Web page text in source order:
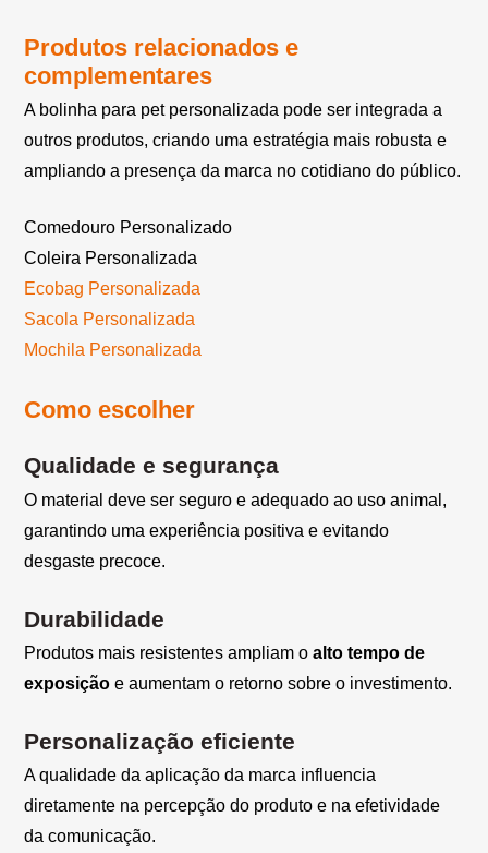
Produtos relacionados e
complementares
A bolinha para pet personalizada pode ser integrada a
outros produtos, criando uma estratégia mais robusta e
ampliando a presença da marca no cotidiano do público.
Comedouro Personalizado
Coleira Personalizada
Ecobag Personalizada
Sacola Personalizada
Mochila Personalizada
Como escolher
Qualidade e segurança
O material deve ser seguro e adequado ao uso animal,
garantindo uma experiência positiva e evitando
desgaste precoce.
Durabilidade
Produtos mais resistentes ampliam oalto tempo de
exposição e aumentam o retorno sobre o investimento.
Personalização eficiente
A qualidade da aplicação da marca influencia
diretamente na percepção do produto e na efetividade
da comunicação.